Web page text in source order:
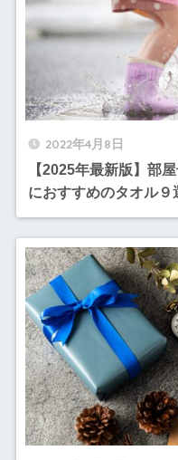
2022年4月8日
【2025年最新版】部
におすすめのタオル９